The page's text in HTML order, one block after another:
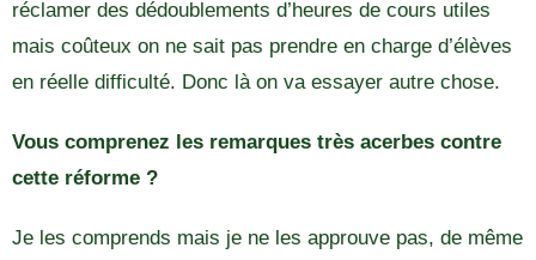
réclamer des dédoublements d’heures de cours utiles
mais coûteux on ne sait pas prendre en charge d’élèves
en réelle difficulté. Donc là on va essayer autre chose.
Vous comprenez les remarques très acerbes contre
cette réforme ?
Je les comprends mais je ne les approuve pas, de même